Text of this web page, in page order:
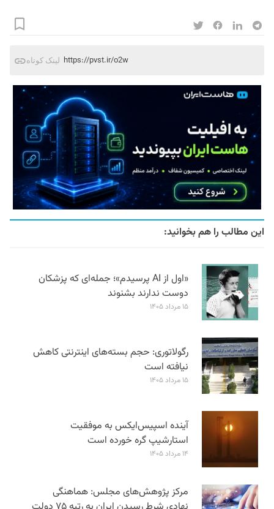
لینک کوتاه https://pvst.ir/o2w
این مطالب را هم بخوانید:
«اول از AI پرسیدم»؛ جمله‌ای که پزشکان
دوست ندارند بشنوند
۱۵ مرداد ۱۴۰۵
رگولاتوری: حجم بسته‌های اینترنتی کاهش
نیافته است
۱۵ مرداد ۱۴۰۵
آینده اسپیس‌ایکس به موفقیت
استارشیپ گره خورده است
۱۴ مرداد ۱۴۰۵
مرکز پژوهش‌های مجلس: هماهنگی